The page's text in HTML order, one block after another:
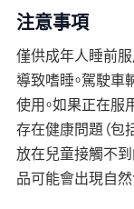
注意事項
僅供成年人睡前服
導致嗜睡。駕駛車
使用。如果正在服
存在健康問題（包
放在兒童接觸不到
品可能會出現自然